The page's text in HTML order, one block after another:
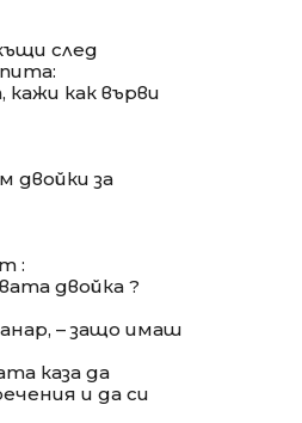
след
как върви
двойки за
:
двойка ?
– защо имаш
каза да
и да си